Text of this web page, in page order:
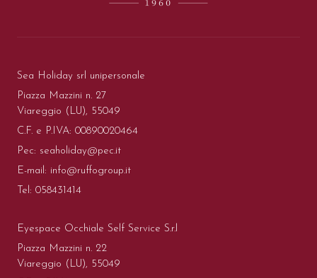
Sea Holiday srl unipersonale
Piazza Mazzini n. 27
Viareggio (LU), 55049
C.F. e P.IVA: 00890020464
Pec: seaholiday@pec.it
E-mail: info@ruffogroup.it
Tel: 058431414
Eyespace Occhiale Self Service S.r.l
Piazza Mazzini n. 22
Viareggio (LU), 55049